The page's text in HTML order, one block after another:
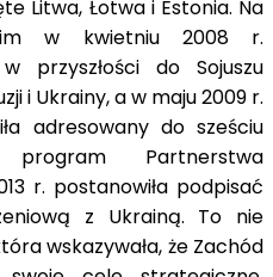
Litwa, Łotwa i Estonia. Na
w kwietniu 2008 r.
przyszłości do Sojuszu
i Ukrainy, a w maju 2009 r.
adresowany do sześciu
Partnerstwa
r. postanowiła podpisać
z Ukrainą. To nie
wskazywała, że Zachód